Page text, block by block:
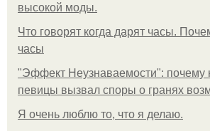
высокой моды.
Что говорят когда дарят часы.
часы
"Эффект Неузнаваемости": почему
певицы вызвал споры о гранях
Я очень люблю то, что я делаю.